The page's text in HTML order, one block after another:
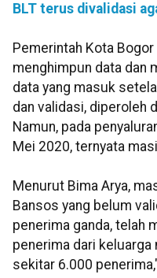
BLT terus divalidasi
Pemerintah Kota
menghimpun data dan
data yang masuk
dan validasi, diperoleh
Namun, pada
Mei 2020, ternyata
Menurut Bima Arya,
Bansos yang belum
penerima ganda, telah
penerima dari keluarga
sekitar 6.000